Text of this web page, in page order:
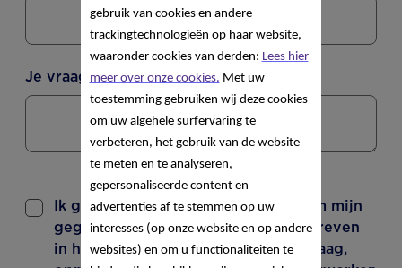
Je vraag of opmerking *
Ik geef toestemming aan Nutricia om mijn
gegevens te verwerken zoals beschreven
in hetprivacy statementom mijn vraag,
gebruik van cookies en andere
trackingtechnologieën op haar website,
waaronder cookies van derden: Lees hier
meer over onze cookies. Met uw
toestemming gebruiken wij deze cookies
om uw algehele surfervaring te
verbeteren, het gebruik van de website
te meten en te analyseren,
gepersonaliseerde content en
advertenties af te stemmen op uw
interesses (op onze website en op andere
websites) en om u functionaliteiten te